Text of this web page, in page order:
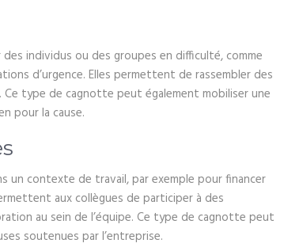
individus ou des groupes en difficulté, comme
d’urgence. Elles permettent de rassembler des
type de cagnotte peut également mobiliser une
pour la cause.
contexte de travail, par exemple pour financer
aux collègues de participer à des
au sein de l’équipe. Ce type de cagnotte peut
soutenues par l’entreprise.